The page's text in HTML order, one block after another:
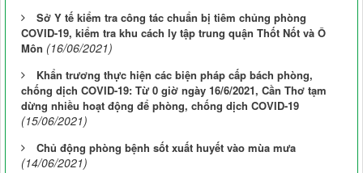
Sở Y tế kiểm tra công tác chuẩn bị tiêm chủng phòng
COVID-19, kiểm tra khu cách ly tập trung quận Thốt Nốt và Ô
Môn (16/06/2021)
Khẩn trương thực hiện các biện pháp cấp bách phòng,
chống dịch COVID-19: Từ 0 giờ ngày 16/6/2021, Cần Thơ tạm
dừng nhiều hoạt động để phòng, chống dịch COVID-19
(15/06/2021)
Chủ động phòng bệnh sốt xuất huyết vào mùa mưa
(14/06/2021)